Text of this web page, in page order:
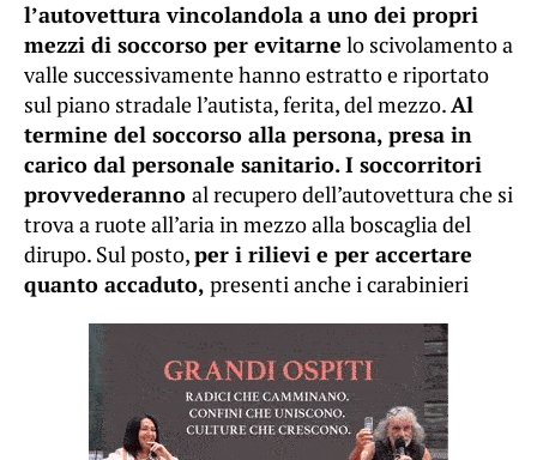
l’autovettura vincolandola a uno dei propri
mezzi di soccorso per evitarne lo scivolamento a
valle successivamente hanno estratto e riportato
sul piano stradale l’autista, ferita, del mezzo.Al
termine del soccorso alla persona, presa in
carico dal personale sanitario. I soccorritori
provvederanno al recupero dell’autovettura che si
trova a ruote all’aria in mezzo alla boscaglia del
dirupo. Sul posto,per i rilievi e per accertare
quanto accaduto, presenti anche i carabinieri